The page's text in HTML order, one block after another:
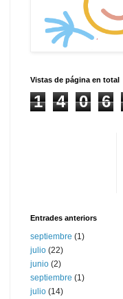
Vistas de página en total
1 4 0 6
Entrades anteriors
septiembre (1)
julio (22)
junio (2)
septiembre (1)
julio (14)